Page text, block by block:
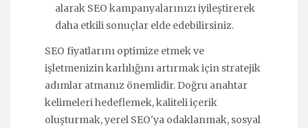
alarak SEO kampanyalarınızı iyileştirerek
daha etkili sonuçlar elde edebilirsiniz.
SEO fiyatlarını optimize etmek ve
işletmenizin karlılığını artırmak için stratejik
adımlar atmanız önemlidir. Doğru anahtar
kelimeleri hedeflemek, kaliteli içerik
oluşturmak, yerel SEO'ya odaklanmak, sosyal